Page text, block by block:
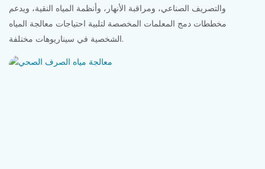
والتصريف الصناعي، ومراقبة الأنهار، وأنظمة المياه النقية، ويدعم
مخططات دمج المعلمات المخصصة لتلبية احتياجات معالجة المياه
الشخصية في سيناريوهات مختلفة.